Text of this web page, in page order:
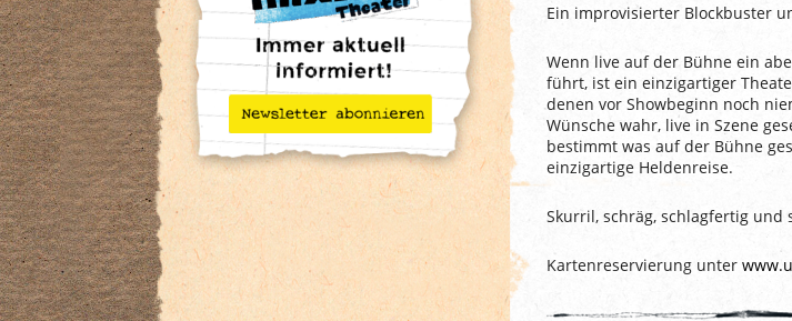
Ein improvisierter Blockbuster
Wenn live auf der Bühne ein
führt, ist ein einzigartiger
denen vor Showbeginn noch
Wünsche wahr, live in Szene
bestimmt was auf der Bühne
einzigartige Heldenreise.
Skurril, schräg, schlagfertig
Kartenreservierung unter